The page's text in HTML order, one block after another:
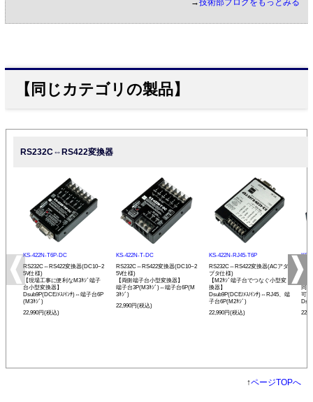
→技術部ブログをもっとみる
【同じカテゴリの製品】
RS232C⇔RS422変換器
KS-422N-T6P-DC
RS232C⇔RS422変換器(DC10~2
5V仕様)
【現場工事に便利なM3ﾈｼﾞ端子
台小型変換器】
Dsub9P(DCE/ﾒｽ/ｲﾝﾁ)⇔端子台6P
(M3ﾈｼﾞ)
22,990円(税込)
KS-422N-T-DC
RS232C⇔RS422変換器(DC10~2
5V仕様)
【両側端子台小型変換器】
端子台3P(M3ﾈｼﾞ)⇔端子台6P(M
3ﾈｼﾞ)
22,990円(税込)
KS-422N-RJ45-T6P
RS232C⇔RS422変換器(ACアダ
プタ仕様)
【M2ﾈｼﾞ端子台でつなぐ小型変
換器】
Dsub9P(DCE/ﾒｽ/ｲﾝﾁ)⇔RJ45、端
子台6P(M2ﾈｼﾞ)
22,990円(税込)
KS-
プ
同
可
↑ページTOPへ